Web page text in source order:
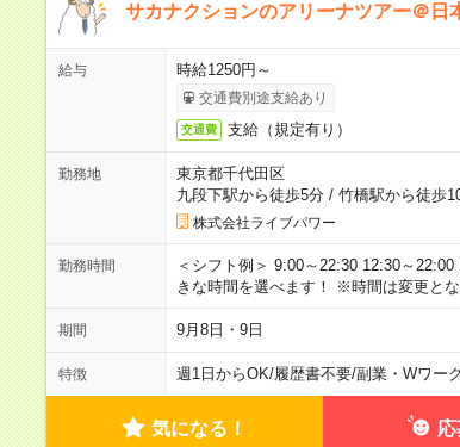
サカナクションのアリーナツアー＠日
給与 時給1250円～
交通費別途支給あり
交通費 支給（規定有り）
勤務地
東京都千代田区
九段下駅から徒歩5分/ 竹橋駅から徒歩
株式会社ライブパワー
勤務時間
＜シフト例＞ 9:00～22:30 12:30～
きな時間を選べます！ ※時間は変更と
期間 9月8日・9日
特徴 週1日からOK/履歴書不要/副業・Wワー
気になる！